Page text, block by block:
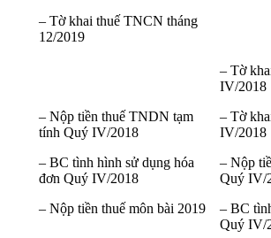
– Tờ khai thuế TNCN tháng
12/2019
– Nộp tiền thuế TNDN tạm
tính Quý IV/2018
– BC tình hình sử dụng hóa
đơn Quý IV/2018
– Nộp tiền thuế môn bài 2019
– Tờ
IV/2018
– Tờ
IV/2018
– Nộp
Quý IV/
– BC
Quý IV/